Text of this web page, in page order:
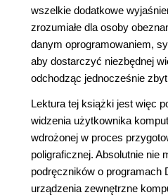
wszelkie dodatkowe
zrozumiałe dla osoby
danym oprogramowaniem,
aby dostarczyć niezbędnej
odchodząc jednocześnie
Lektura tej książki jest więc
widzenia użytkownika
wdrożonej w proces
poligraficznej. Absolutnie nie
podręczników o programach
urządzenia zewnętrzne